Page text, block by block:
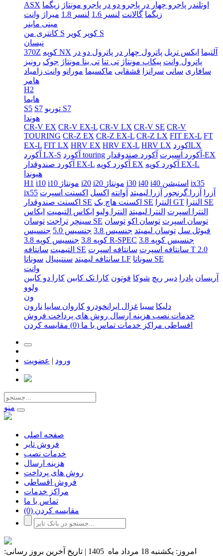
ASX
اوتلندر پاجرو چهار در پاجرو دو در پاجرو مونتاژ زیگما
زیگما گالانت لنسر 1.6 لنسر 1.8 میراژ وانت
مینی ماینر
کانتری من S
کوپر کوپر S
نیسان
370Z
کوپه NX آلتیما ایکس تریل پاترول چهار در پاترول دو در
پاترول وانت پیکاپ مونتاژ تی تنا تی ینا مونتاژ جوک رونیز
سافاری سانی سرانزا قشقایی ماکسیما مورانو وانت زامیاد
هامر
H2
هایما
S5 S7
توربو S7
هوندا
CR-V EX CR-V EX-L CR-V LX CR-V SE CR-V
TOURING CR-Z EX CR-Z EX-L CR-Z LX FIT EX-L FT
EX-L FIT LX HRV EX HRV EX-L HRV LX
اکوردLX
آکورد LX-S
آکورد touring آکورد اسپرت آکورد صندوقدار-EX
آکورد صندوقدار EX-L
آکورد کوپه EX
آکورد کوپه EX-L
هیوندا
H1 i10 i10 مونتاژ i20 i20 مونتاژ i30 i40 i40 استیشن ix35
ix55
آزرا آزرا گرنجور آزرا لیمیتد آوانته اکسل اکسنت اسپرت
اکسنت صندوقدار SE
اکسنت هاچ بک SE النترا GT
النترا SE
النترا اسپرت النترا لیمیتد النترا ولیو ایکاس التیمیت ایکاس
سینچر تراجت توسان SE توسان اسپرت توسان اکو توسان
فیوئل سل توسان لیمیتد جنسیس 3.8 جنسیس 5.0
جنسیس
کوپه 3.8 جنسیس کوپه 3.8 R-SPEC جنسیس کوپه 3.8
التیمیت سانتافه SE سانتافه اسپرت سانتافه اسپرت T 2.0
سانتافه لیمیتد سنتینیال سوناتا LF
سوناتا SE
وانت
آریسان پادرا دییر ریچ شوکا فوتون کارا تک کابین کارا دو کابین
ولوو
ون
دلیکا سیبا غزال ایرانخودرو کاروان سایپا نارون
خدمات نصب هزینه ارسال روش های پرداخت فروش
اقساطی مراکز خدمات تماس با ما (0) مقایسه کردن
ورود | عضویت
منو
صفحه اصلی
فروش تایر
خدمات نصب
هزینه ارسال
روش های پرداخت
فروش اقساطی
مراکز خدمات
تماس با ما
(0) مقایسه کردن
امروز: یکشنبه 18 مرداد ماه 1405 | تاریخ آخرین بروز رسانی: